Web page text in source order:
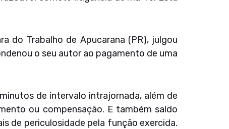
do Trabalho de Apucarana (PR), julgou
o seu autor ao pagamento de uma
de intervalo intrajornada, além de
ou compensação. E também saldo
de periculosidade pela função exercida.